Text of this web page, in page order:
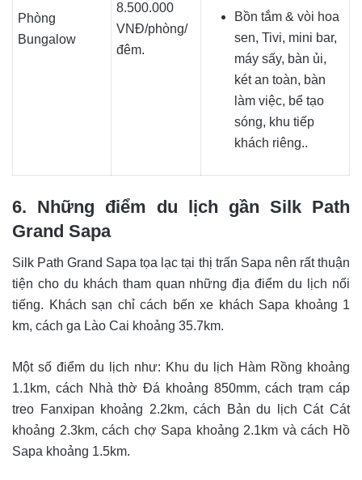
Phòng
Bungalow
8.500.000
VNĐ/phòng/
đêm.
Bồn tắm & vòi hoa
sen, Tivi, mini bar,
máy sấy, bàn ủi,
két an toàn, bàn
làm việc, bể tạo
sóng, khu tiếp
khách riêng..
6. Những điểm du lịch gần Silk Path
Grand Sapa
Silk Path Grand Sapa tọa lạc tại thị trấn Sapa nên rất thuận
tiện cho du khách tham quan những địa điểm du lịch nổi
tiếng. Khách sạn chỉ cách bến xe khách Sapa khoảng 1
km, cách ga Lào Cai khoảng 35.7km.
Một số điểm du lịch như: Khu du lịch Hàm Rồng khoảng
1.1km, cách Nhà thờ Đá khoảng 850mm, cách trạm cáp
treo Fanxipan khoảng 2.2km, cách Bản du lịch Cát Cát
khoảng 2.3km, cách chợ Sapa khoảng 2.1km và cách Hồ
Sapa khoảng 1.5km.